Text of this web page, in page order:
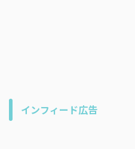
インフィード広告